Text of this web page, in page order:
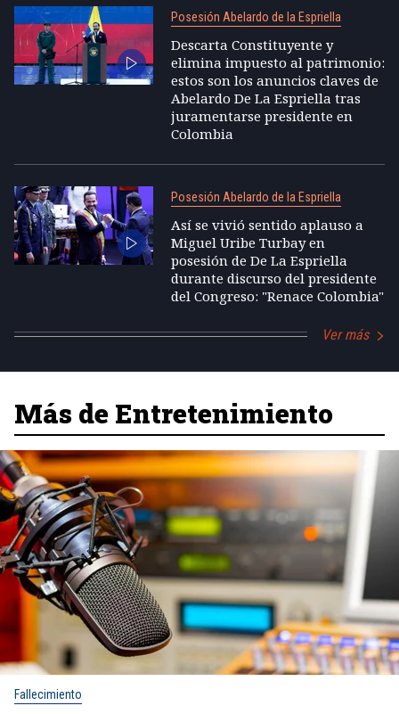
Posesión Abelardo de la Espriella
Descarta Constituyente y
elimina impuesto al patrimonio:
estos son los anuncios claves de
Abelardo De La Espriella tras
juramentarse presidente en
Colombia
Posesión Abelardo de la Espriella
Así se vivió sentido aplauso a
Miguel Uribe Turbay en
posesión de De La Espriella
durante discurso del presidente
del Congreso: "Renace Colombia"
Ver más
Más de Entretenimiento
Fallecimiento